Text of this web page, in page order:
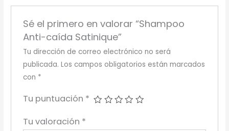
Sé el primero en valorar “Shampoo
Anti-caída Satinique”
Tu dirección de correo electrónico no será
publicada. Los campos obligatorios están marcados
con *
Tu puntuación *
Tu valoración *